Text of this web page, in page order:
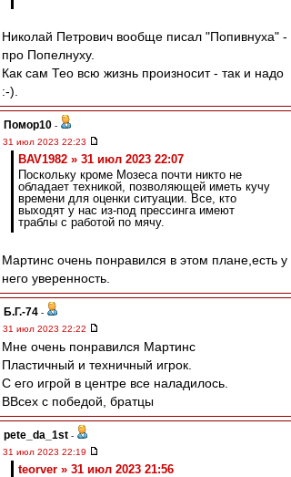
Николай Петрович вообще писал "Попивнуха" -
про Попелнуху.
Как сам Тео всю жизнь произносит - так и надо
:-).
Помор10 -
31 июл 2023 22:23
BAV1982 » 31 июл 2023 22:07
Поскольку кроме Мозеса почти никто не
обладает техникой, позволяющей иметь кучу
времени для оценки ситуации. Все, кто
выходят у нас из-под прессинга имеют
траблы с работой по мячу.
Мартинс очень понравился в этом плане,есть у
него уверенность.
Б.Г.-74 -
31 июл 2023 22:22
Мне очень понравился Мартинс
Пластичный и техничный игрок.
С его игрой в центре все наладилось.
ВВсех с победой, братцы
pete_da_1st -
31 июл 2023 22:19
teorver » 31 июл 2023 21:56